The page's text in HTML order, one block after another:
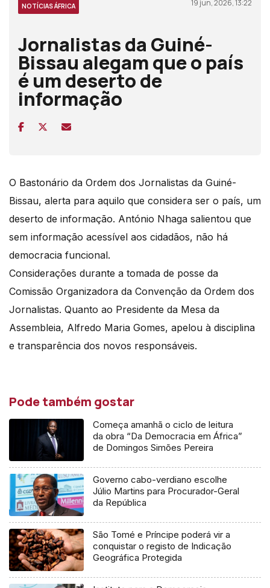
NOTÍCIAS ÁFRICA 19 jun, 2026, 13:22
Jornalistas da Guiné-
Bissau alegam que o país
é um deserto de
informação
O Bastonário da Ordem dos Jornalistas da Guiné-
Bissau, alerta para aquilo que considera ser o país, um
deserto de informação. António Nhaga salientou que
sem informação acessível aos cidadãos, não há
democracia funcional.
Considerações durante a tomada de posse da
Comissão Organizadora da Convenção da Ordem dos
Jornalistas. Quanto ao Presidente da Mesa da
Assembleia, Alfredo Maria Gomes, apelou à disciplina
e transparência dos novos responsáveis.
Pode também gostar
Começa amanhã o ciclo de leitura
da obra “Da Democracia em África”
de Domingos Simões Pereira
Governo cabo-verdiano escolhe
Júlio Martins para Procurador-Geral
da República
São Tomé e Príncipe poderá vir a
conquistar o registo de Indicação
Geográfica Protegida